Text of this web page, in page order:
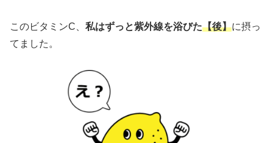
このビタミンC、 私はずっと紫外線を浴びた【後】に摂っ
てました。